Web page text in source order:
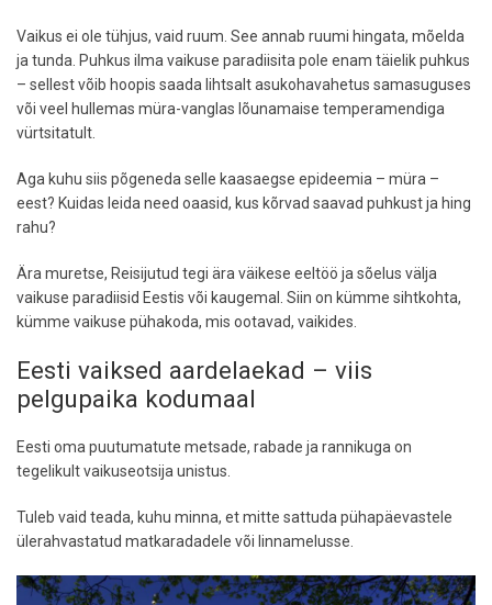
Vaikus ei ole tühjus, vaid ruum. See annab ruumi hingata, mõelda
ja tunda. Puhkus ilma vaikuse paradiisita pole enam täielik puhkus
– sellest võib hoopis saada lihtsalt asukohavahetus samasuguses
või veel hullemas müra-vanglas lõunamaise temperamendiga
vürtsitatult.
Aga kuhu siis põgeneda selle kaasaegse epideemia – müra –
eest? Kuidas leida need oaasid, kus kõrvad saavad puhkust ja hing
rahu?
Ära muretse, Reisijutud tegi ära väikese eeltöö ja sõelus välja
vaikuse paradiisid Eestis või kaugemal. Siin on kümme sihtkohta,
kümme vaikuse pühakoda, mis ootavad, vaikides.
Eesti vaiksed aardelaekad – viis
pelgupaika kodumaal
Eesti oma puutumatute metsade, rabade ja rannikuga on
tegelikult vaikuseotsija unistus.
Tuleb vaid teada, kuhu minna, et mitte sattuda pühapäevastele
ülerahvastatud matkaradadele või linnamelusse.